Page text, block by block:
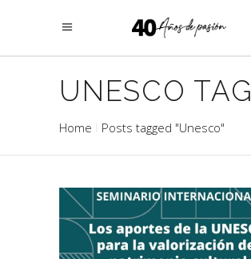
UNESCO TAG
Home Posts tagged "Unesco"